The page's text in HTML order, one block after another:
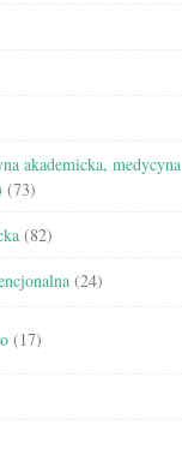
akademicka, medycyna
(73)
(82)
(24)
(17)